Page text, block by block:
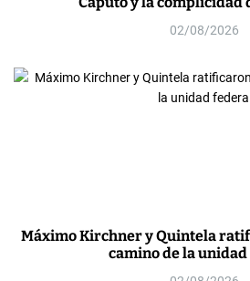
02/08/2026
Máximo Kirchner y Quintela
camino de la